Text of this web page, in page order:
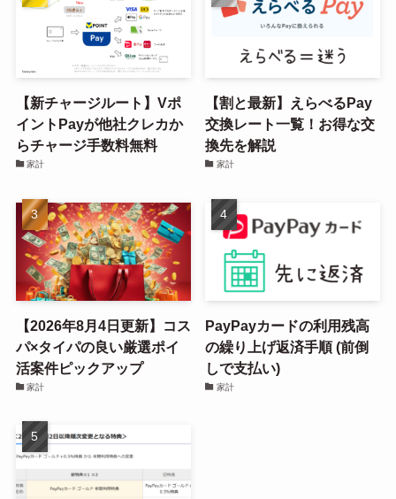
【新チャージルート】Vポ
イントPayが他社クレカか
らチャージ手数料無料
家計
【割と最新】えらべるPay
交換レート一覧！お得な交
換先を解説
家計
【2026年8月4日更新】コス
パ×タイパの良い厳選ポイ
活案件ピックアップ
家計
PayPayカードの利用残高
の繰り上げ返済手順 (前倒
しで支払い)
家計